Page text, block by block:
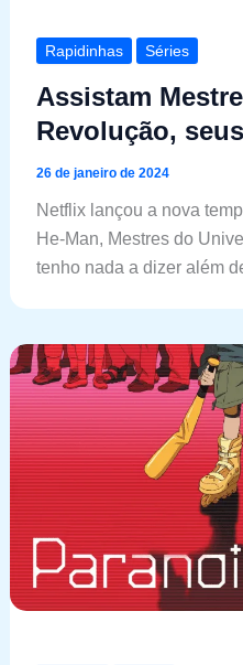
Rapidinhas Séries
Assistam
Revolução,
26 de janeiro de 2024
Netflix lançou a nova
He-Man, Mestres do
tenho nada a dizer além